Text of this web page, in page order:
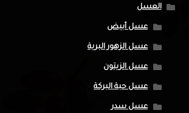
العسل
عسل أبيض
عسل الزهور البرية
عسل الزيتون
عسل حبة البركة
عسل سدر